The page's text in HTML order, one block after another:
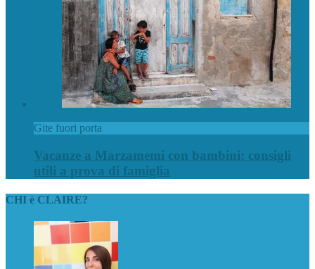
Gite fuori porta
Vacanze a Marzamemi con bambini: consigli
utili a prova di famiglia
CHI è CLAIRE?